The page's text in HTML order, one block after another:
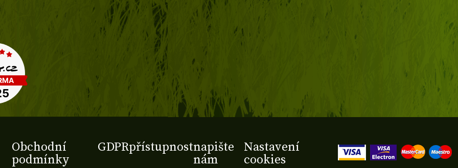
Obchodní
podmínky
GDPRpřístupnostnapište
nám
Nastavení
cookies